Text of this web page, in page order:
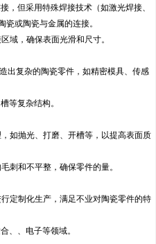
，但采用特殊焊接技术（如激光焊接、
瓷或陶瓷与金属的连接。
域，确保表面光滑和尺寸。
出复杂的陶瓷零件，如精密模具、传感
等复杂结构。
如抛光、打磨、开槽等，以提高表面质
刺和不平整，确保零件的量。
定制化生产，满足不业对陶瓷零件的特
、、电子等领域。